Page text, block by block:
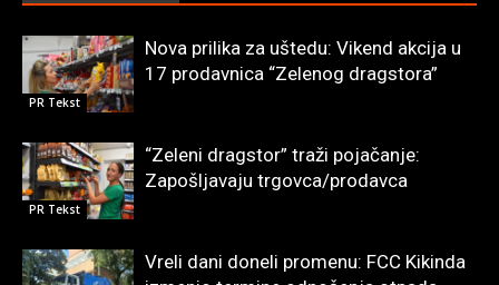
PR Tekst
Nova prilika za uštedu: Vikend akcija u
17 prodavnica “Zelenog dragstora”
PR Tekst
“Zeleni dragstor” traži pojačanje:
Zapošljavaju trgovca/prodavca
Vreli dani doneli promenu: FCC Kikinda